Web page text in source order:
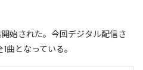
開始された。今回デジタル配信さ
曲となっている。